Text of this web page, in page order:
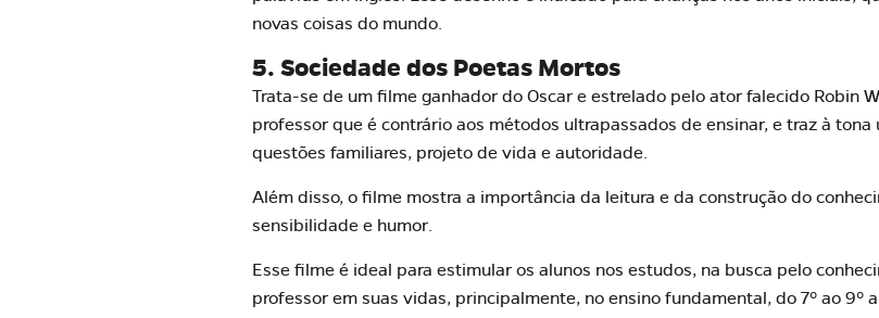
novas coisas do mundo.
5. Sociedade dos Poetas Mortos
Trata-se de um filme ganhador do Oscar e estrelado pelo ator falecido Robin
professor que é contrário aos métodos ultrapassados de ensinar, e traz à tona
questões familiares, projeto de vida e autoridade.
Além disso, o filme mostra a importância da leitura e da construção do
sensibilidade e humor.
Esse filme é ideal para estimular os alunos nos estudos, na busca pelo
professor em suas vidas, principalmente, no ensino fundamental, do 7º ao 9º